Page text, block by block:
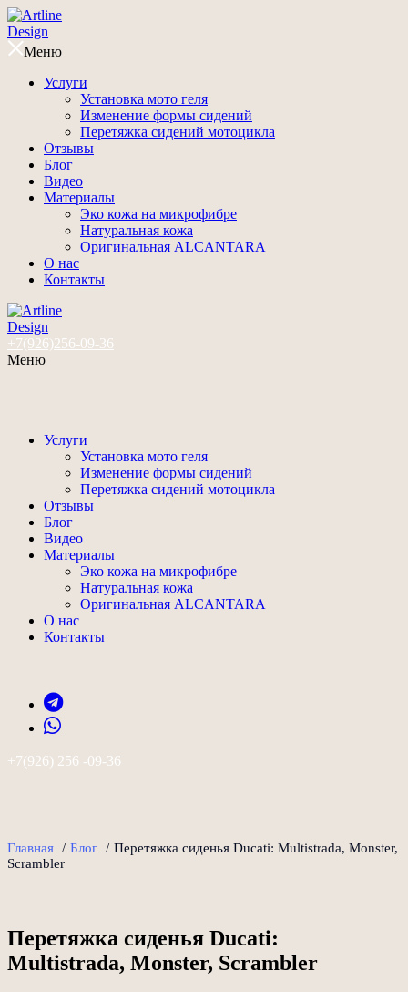
Меню
Услуги
Установка мото геля
Изменение формы сидений
Перетяжка сидений мотоцикла
Отзывы
Блог
Видео
Материалы
Эко кожа на микрофибре
Натуральная кожа
Оригинальная ALCANTARA
О нас
Контакты
+7(926)256-09-36
Меню
Услуги
Установка мото геля
Изменение формы сидений
Перетяжка сидений мотоцикла
Отзывы
Блог
Видео
Материалы
Эко кожа на микрофибре
Натуральная кожа
Оригинальная ALCANTARA
О нас
Контакты
+7(926) 256 -09-36
Главная / Блог / Перетяжка сиденья Ducati: Multistrada, Monster,
Scrambler
Перетяжка сиденья Ducati:
Multistrada, Monster, Scrambler